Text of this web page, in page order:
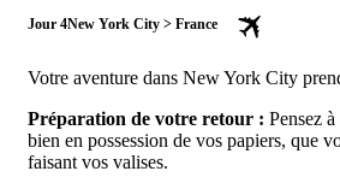
Jour 4New York City > France
Votre aventure dans New York City
Préparation de votre retour : Pensez
bien en possession de vos papiers, que
faisant vos valises.